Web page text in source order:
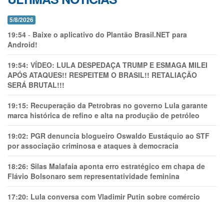
5/8/2026
19:54 - Baixe o aplicativo do Plantão Brasil.NET para
Android!
19:54: VÍDEO: LULA DESPEDAÇA TRUMP E ESMAGA MILEI
APÓS ATAQUES!! RESPEITEM O BRASIL!! RETALIAÇÃO
SERÁ BRUTAL!!!
19:15: Recuperação da Petrobras no governo Lula garante
marca histórica de refino e alta na produção de petróleo
19:02: PGR denuncia blogueiro Oswaldo Eustáquio ao STF
por associação criminosa e ataques à democracia
18:26: Silas Malafaia aponta erro estratégico em chapa de
Flávio Bolsonaro sem representatividade feminina
17:20: Lula conversa com Vladimir Putin sobre comércio